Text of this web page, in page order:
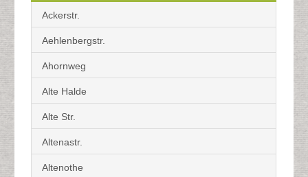
Ackerstr.
Aehlenbergstr.
Ahornweg
Alte Halde
Alte Str.
Altenastr.
Altenothe